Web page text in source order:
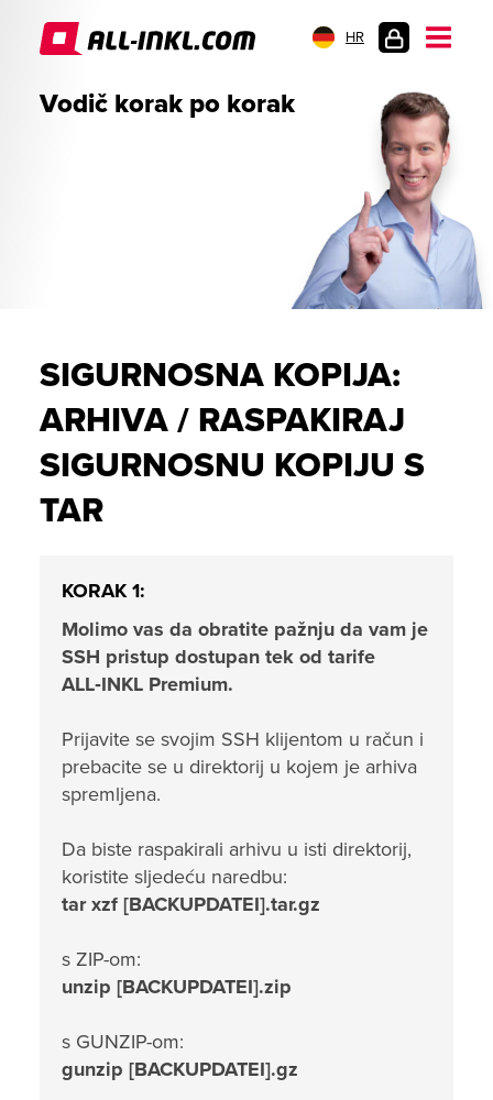
HR
Vodič korak po korak
SIGURNOSNA KOPIJA:
ARHIVA / RASPAKIRAJ
SIGURNOSNU KOPIJU S
TAR
KORAK 1:
Molimo vas da obratite pažnju da vam je
SSH pristup dostupan tek od tarife
ALL‑INKL Premium.
Prijavite se svojim SSH klijentom u račun i
prebacite se u direktorij u kojem je arhiva
spremljena.
Da biste raspakirali arhivu u isti direktorij,
koristite sljedeću naredbu:
tar xzf [BACKUPDATEI].tar.gz
s ZIP-om:
unzip [BACKUPDATEI].zip
s GUNZIP-om:
gunzip [BACKUPDATEI].gz